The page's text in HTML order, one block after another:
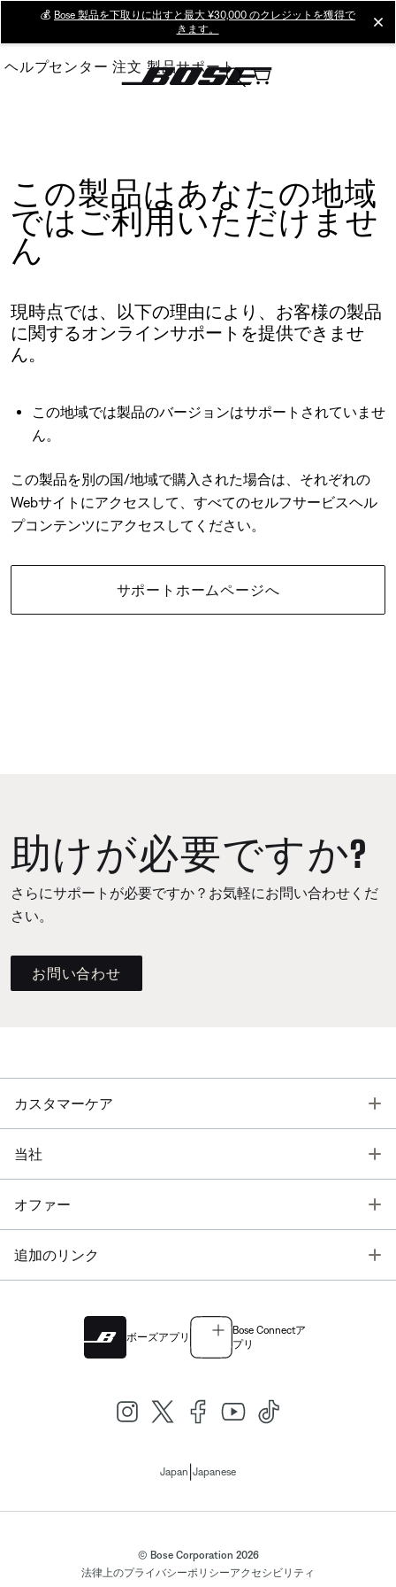
Main
💰 Bose 製品を下取りに出すと最大 ¥30,000 のクレジットを獲得で
きます。
ヘルプセンター 注文 製品サポート
この製品はあなたの地域
ではご利用いただけませ
ん
現時点では、以下の理由により、お客様の製品
に関するオンラインサポートを提供できませ
ん。
この地域では製品のバージョンはサポートされていませ
ん。
この製品を別の国/地域で購入された場合は、それぞれの
Webサイトにアクセスして、すべてのセルフサービスヘル
プコンテンツにアクセスしてください。
サポートホームページへ
助けが必要ですか?
さらにサポートが必要ですか？お気軽にお問い合わせくだ
さい。
お問い合わせ
カスタマーケア
当社
オファー
追加のリンク
ボーズアプリ
Bose Connectア
プリ
Japan Japanese
© Bose Corporation 2026
法律上のプライバシーポリシーアクセシビリティ